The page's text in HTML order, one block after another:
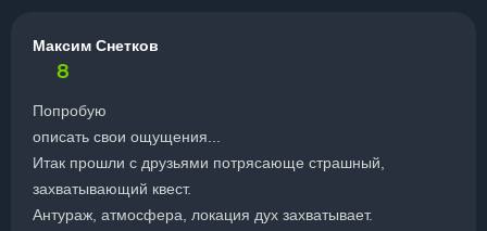
Максим Снетков
8
Попробую
описать свои ощущения...
Итак прошли с друзьями потрясающе страшный,
захватывающий квест.
Антураж, атмосфера, локация дух захватывает.